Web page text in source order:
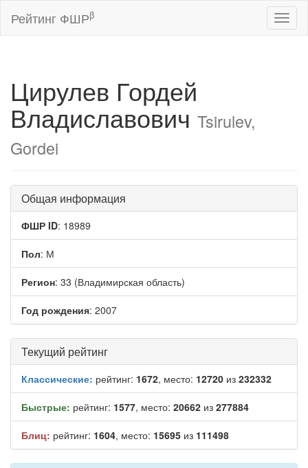
Рейтинг ФШРβ
Цирулев Гордей
Владиславович Tsirulev,
Gordei
Общая информация
ФШР ID: 18989
Пол: М
Регион: 33 (Владимирская область)
Год рождения: 2007
Текущий рейтинг
Классические: рейтинг: 1672, место: 12720 из 232332
Быстрые: рейтинг: 1577, место: 20662 из 277884
Блиц: рейтинг: 1604, место: 15695 из 111498